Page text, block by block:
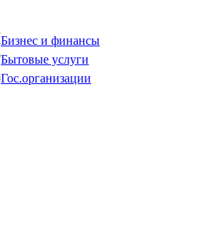
Бизнес и финансы
Бытовые услуги
Гос.организации